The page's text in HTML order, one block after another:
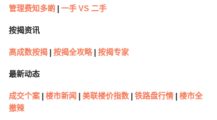
管理费知多啲| 一手 VS 二手
按揭资讯
高成数按揭| 按揭全攻略| 按揭专家
最新动态
成交个案| 楼市新闻 美联楼价指数| 铁路盘行情|
楼市全
撤辣